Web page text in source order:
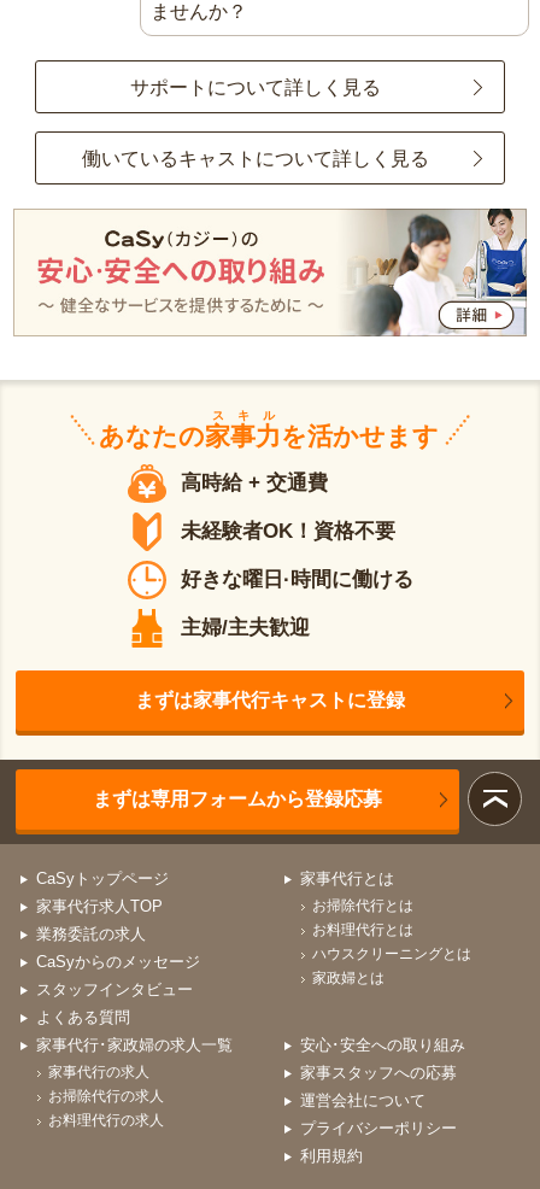
ませんか？
サポートについて詳しく見る
働いているキャストについて詳しく見る
あなたの家事力
スキル
を活かせます
高時給 + 交通費
未経験者OK！資格不要
好きな曜日·時間に働ける
主婦/主夫歓迎
まずは家事代行キャストに登録
まずは専用フォームから登録応募
CaSyトップページ
家事代行求人TOP
業務委託の求人
CaSyからのメッセージ
スタッフインタビュー
よくある質問
家事代行とは
お掃除代行とは
お料理代行とは
ハウスクリーニングとは
家政婦とは
家事代行･家政婦の求人一覧
家事代行の求人
お掃除代行の求人
お料理代行の求人
安心･安全への取り組み
家事スタッフへの応募
運営会社について
プライバシーポリシー
利用規約